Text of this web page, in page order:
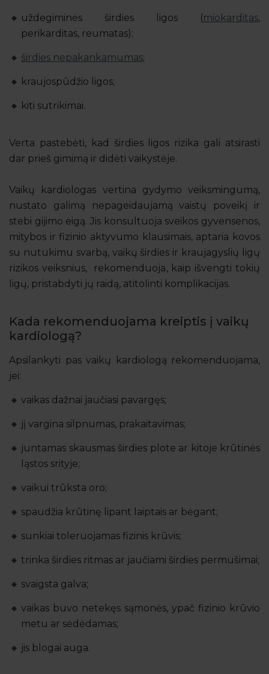
uždegiminės širdies ligos (miokarditas,
perikarditas, reumatas);
širdies nepakankamumas;
kraujospūdžio ligos;
kiti sutrikimai.
Verta pastebėti, kad širdies ligos rizika gali atsirasti
dar prieš gimimą ir didėti vaikystėje.
Vaikų kardiologas vertina gydymo veiksmingumą,
nustato galimą nepageidaujamą vaistų poveikį ir
stebi gijimo eigą. Jis konsultuoja sveikos gyvensenos,
mitybos ir fizinio aktyvumo klausimais, aptaria kovos
su nutukimu svarbą, vaikų širdies ir kraujagyslių ligų
rizikos veiksnius, rekomenduoja, kaip išvengti tokių
ligų, pristabdyti jų raidą, atitolinti komplikacijas.
Kada rekomenduojama kreiptis į vaikų
kardiologą?
Apsilankyti pas vaikų kardiologą rekomenduojama,
jei:
vaikas dažnai jaučiasi pavargęs;
jį vargina silpnumas, prakaitavimas;
juntamas skausmas širdies plote ar kitoje krūtinės
ląstos srityje;
vaikui trūksta oro;
spaudžia krūtinę lipant laiptais ar bėgant;
sunkiai toleruojamas fizinis krūvis;
trinka širdies ritmas ar jaučiami širdies permušimai;
svaigsta galva;
vaikas buvo netekęs sąmonės, ypač fizinio krūvio
metu ar sėdėdamas;
jis blogai auga.